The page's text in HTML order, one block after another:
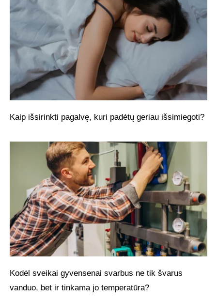
Kaip išsirinkti pagalvę, kuri padėtų geriau išsimiegoti?
Kodėl sveikai gyvensenai svarbus ne tik švarus
vanduo, bet ir tinkama jo temperatūra?